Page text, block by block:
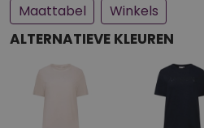
Maattabel
Winkels
ALTERNATIEVE KLEUREN